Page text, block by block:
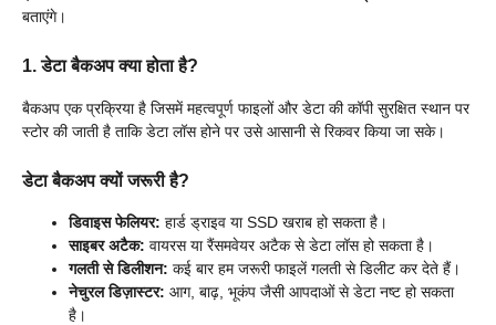
बताएंगे।
1.डेटा बैकअप क्या होता है?
बैकअप एक प्रक्रिया है जिसमें महत्वपूर्ण फाइलों और डेटा की कॉपी सुरक्षित स्थान पर
स्टोर की जाती है ताकि डेटा लॉस होने पर उसे आसानी से रिकवर किया जा सके।
डेटा बैकअप क्यों जरूरी है?
डिवाइस फेलियर: हार्ड ड्राइव या SSD खराब हो सकता है।
साइबर अटैक: वायरस या रैंसमवेयर अटैक से डेटा लॉस हो सकता है।
गलती से डिलीशन: कई बार हम जरूरी फाइलें गलती से डिलीट कर देते हैं।
नेचुरल डिज़ास्टर: आग, बाढ़, भूकंप जैसी आपदाओं से डेटा नष्ट हो सकता
है।